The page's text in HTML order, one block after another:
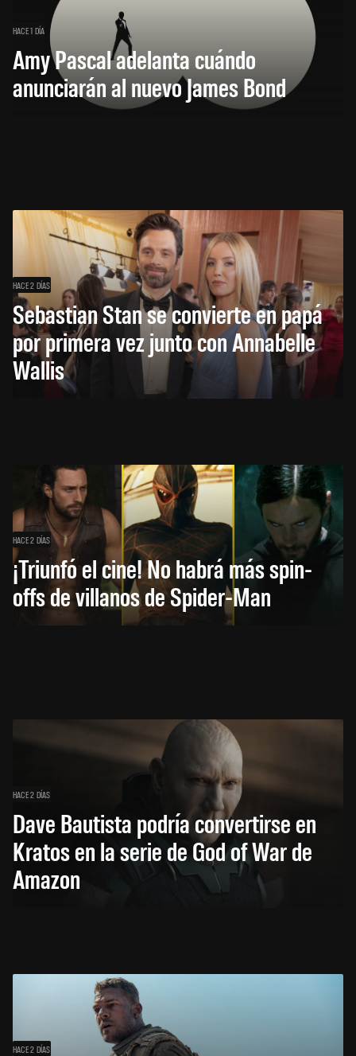
HACE 1 DÍA
Amy Pascal adelanta cuándo
anunciarán al nuevo James Bond
HACE 2 DÍAS
Sebastian Stan se convierte en papá
por primera vez junto con Annabelle
Wallis
HACE 2 DÍAS
¡Triunfó el cine! No habrá más spin-
offs de villanos de Spider-Man
HACE 2 DÍAS
Dave Bautista podría convertirse en
Kratos en la serie de God of War de
Amazon
HACE 2 DÍAS